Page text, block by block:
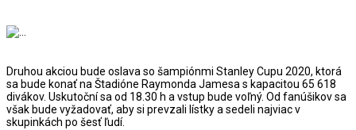
Druhou akciou bude oslava so šampiónmi Stanley Cupu 2020, ktorá
sa bude konať na Štadióne Raymonda Jamesa s kapacitou 65 618
divákov. Uskutoční sa od 18.30 h a vstup bude voľný. Od fanúšikov sa
však bude vyžadovať, aby si prevzali lístky a sedeli najviac v
skupinkách po šesť ľudí.